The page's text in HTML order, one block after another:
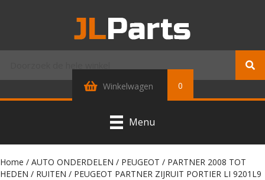
Winkelwagen 0
Menu
Home / AUTO ONDERDELEN / PEUGEOT / PARTNER 2008 TOT
HEDEN / RUITEN / PEUGEOT PARTNER ZIJRUIT PORTIER LI 9201L9